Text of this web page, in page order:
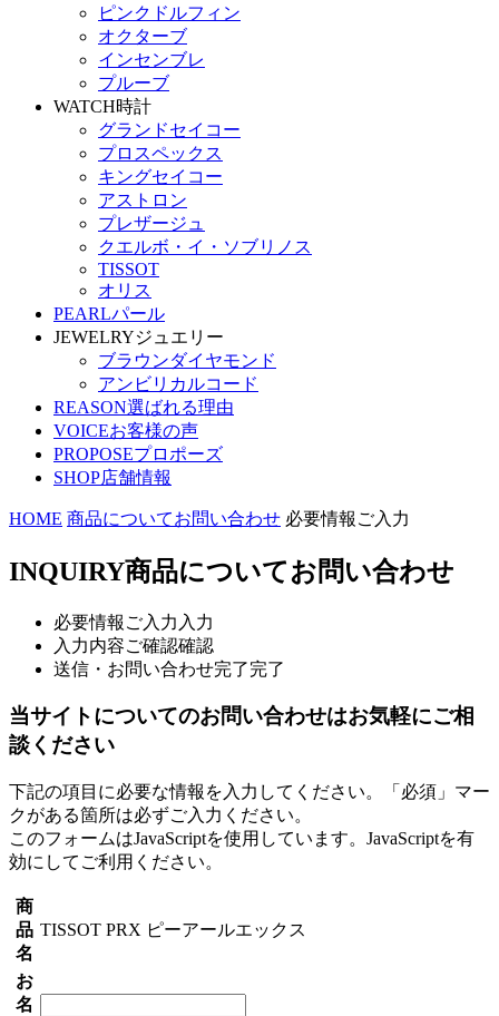
ピンクドルフィン
オクターブ
インセンブレ
プルーブ
WATCH時計
グランドセイコー
プロスペックス
キングセイコー
アストロン
プレザージュ
クエルボ・イ・ソブリノス
TISSOT
オリス
PEARLパール
JEWELRYジュエリー
ブラウンダイヤモンド
アンビリカルコード
REASON選ばれる理由
VOICEお客様の声
PROPOSEプロポーズ
SHOP店舗情報
HOME 商品についてお問い合わせ 必要情報ご入力
INQUIRY商品についてお問い合わせ
必要情報ご入力 入力
入力内容ご確認確認
送信・お問い合わせ完了完了
当サイトについてのお問い合わせはお気軽にご相
談ください
下記の項目に必要な情報を入力してください。「必須」マー
クがある箇所は必ずご入力ください。
このフォームはJavaScriptを使用しています。JavaScriptを有
効にしてご利用ください。
商
品
名
TISSOT PRX ピーアールエックス
お
名